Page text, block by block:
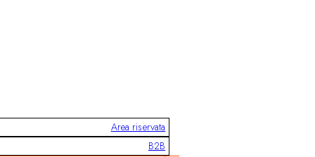
Area riservata
B2B